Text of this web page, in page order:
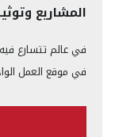
المشاريع
في عالم تتسارع
في موقع العمل